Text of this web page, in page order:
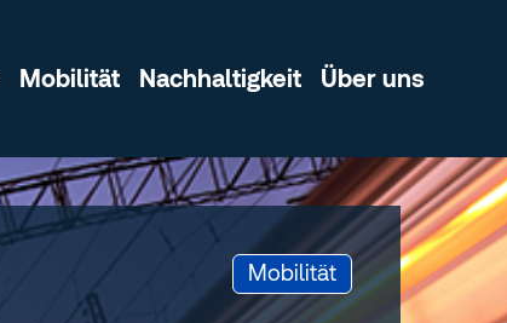
Mobilität Nachhaltigkeit Über uns
Mobilität: